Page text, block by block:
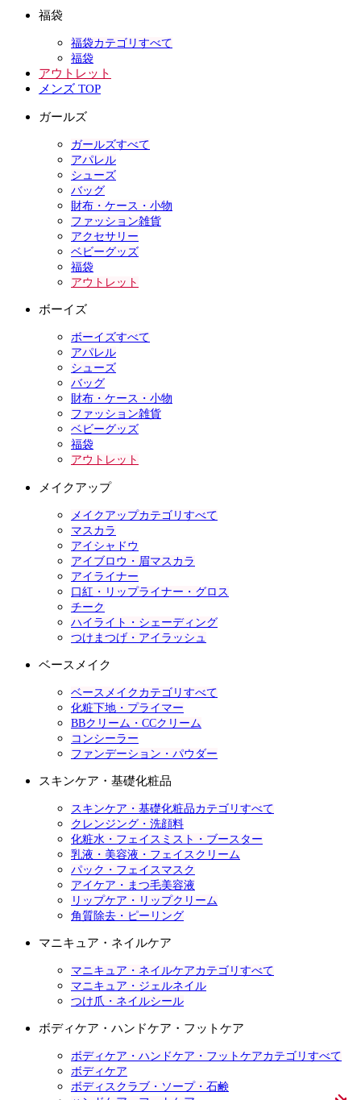
福袋
福袋カテゴリすべて
福袋
アウトレット
メンズ TOP
ガールズ
ガールズすべて
アパレル
シューズ
バッグ
財布・ケース・小物
ファッション雑貨
アクセサリー
ベビーグッズ
福袋
アウトレット
ボーイズ
ボーイズすべて
アパレル
シューズ
バッグ
財布・ケース・小物
ファッション雑貨
ベビーグッズ
福袋
アウトレット
メイクアップ
メイクアップカテゴリすべて
マスカラ
アイシャドウ
アイブロウ・眉マスカラ
アイライナー
口紅・リップライナー・グロス
チーク
ハイライト・シェーディング
つけまつげ・アイラッシュ
ベースメイク
ベースメイクカテゴリすべて
化粧下地・プライマー
BBクリーム・CCクリーム
コンシーラー
ファンデーション・パウダー
スキンケア・基礎化粧品
スキンケア・基礎化粧品カテゴリすべて
クレンジング・洗顔料
化粧水・フェイスミスト・ブースター
乳液・美容液・フェイスクリーム
パック・フェイスマスク
アイケア・まつ毛美容液
リップケア・リップクリーム
角質除去・ピーリング
マニキュア・ネイルケア
マニキュア・ネイルケアカテゴリすべて
マニキュア・ジェルネイル
つけ爪・ネイルシール
ボディケア・ハンドケア・フットケア
ボディケア・ハンドケア・フットケアカテゴリすべて
ボディケア
ボディスクラブ・ソープ・石鹸